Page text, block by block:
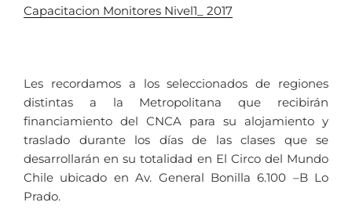
Capacitacion Monitores Nivel1_ 2017
Les recordamos a los seleccionados de regiones
distintas a la Metropolitana que recibirán
financiamiento del CNCA para su alojamiento y
traslado durante los días de las clases que se
desarrollarán en su totalidad en El Circo del Mundo
Chile ubicado en Av. General Bonilla 6.100 –B Lo
Prado.